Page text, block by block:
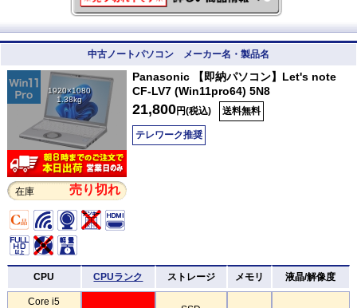
中古ノートパソコン メーカー名・製品名
1920×1080
1.38kg
在庫 売り切れ
Panasonic 【即納パソコン】Let's note
CF-LV7 (Win11pro64) 5N8
21,800円(税込) 送料無料
テレワーク推奨
CPU CPUランク ストレージ メモリ 液晶/解像度
Core i5